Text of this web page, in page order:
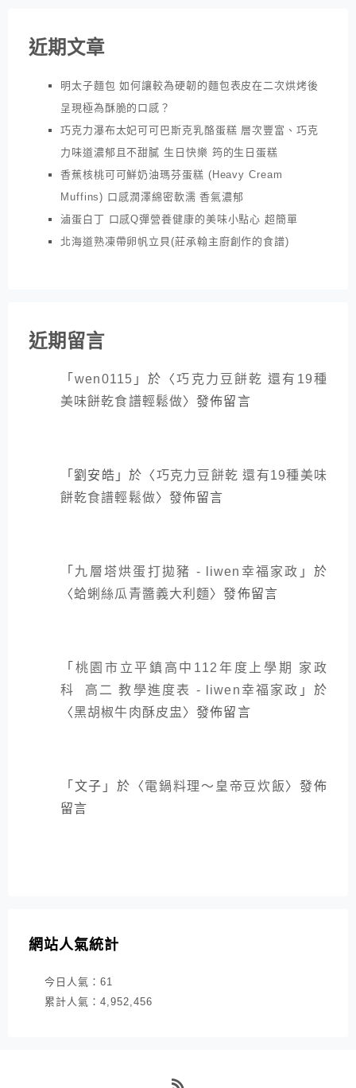
近期文章
明太子麵包 如何讓較為硬韌的麵包表皮在二次烘烤後
呈現極為酥脆的口感？
巧克力瀑布太妃可可巴斯克乳酪蛋糕 層次豐富、巧克
力味道濃郁且不甜膩 生日快樂 筠的生日蛋糕
香蕉核桃可可鮮奶油瑪芬蛋糕 (Heavy Cream
Muffins) 口感潤澤綿密軟濡 香氣濃郁
滷蛋白丁 口感Q彈營養健康的美味小點心 超簡單
北海道熟凍帶卵帆立貝(莊承翰主廚創作的食譜)
近期留言
「wen0115 」於〈巧克力豆餅乾 還有19種
美味餅乾食譜輕鬆做〉發佈留言
「劉安皓 」於〈巧克力豆餅乾 還有19種美味
餅乾食譜輕鬆做〉發佈留言
「 九層塔烘蛋打拋豬 - liwen幸福家政 」於
〈蛤蜊絲瓜青醬義大利麵〉發佈留言
「 桃園市立平鎮高中112年度上學期 家政
科 高二 教學進度表 - liwen幸福家政 」於
〈黑胡椒牛肉酥皮盅 〉發佈留言
「 文子 」於〈電鍋料理～皇帝豆炊飯〉發佈
留言
網站人氣統計
今日人氣： 61
累計人氣： 4,952,456